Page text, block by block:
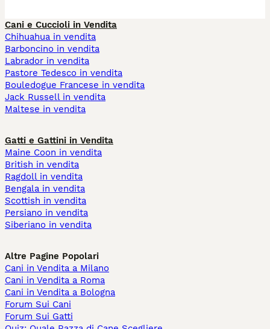
Cani e Cuccioli in Vendita
Chihuahua in vendita
Barboncino in vendita
Labrador in vendita
Pastore Tedesco in vendita
Bouledogue Francese in vendita
Jack Russell in vendita
Maltese in vendita
Gatti e Gattini in Vendita
Maine Coon in vendita
British in vendita
Ragdoll in vendita
Bengala in vendita
Scottish in vendita
Persiano in vendita
Siberiano in vendita
Altre Pagine Popolari
Cani in Vendita a Milano
Cani in Vendita a Roma
Cani in Vendita a Bologna
Forum Sui Cani
Forum Sui Gatti